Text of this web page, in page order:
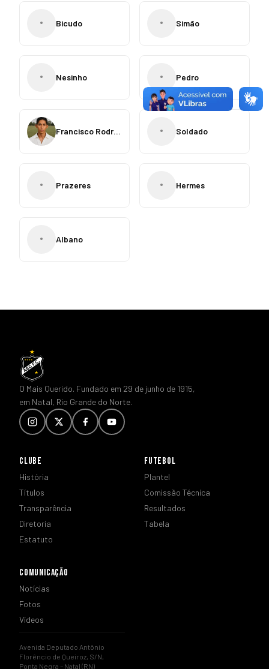
• Bicudo • Simão
• Nesinho • Pedro
Francisco Rodrigues • Soldado
• Prazeres • Hermes
• Albano
O Mais Querido. Fundado em 29 de junho de 1915,
em Natal, Rio Grande do Norte.
CLUBE
História
Títulos
Transparência
Diretoria
Estatuto
FUTEBOL
Plantel
Comissão Técnica
Resultados
Tabela
COMUNICAÇÃO
Notícias
Fotos
Vídeos
Avenida Deputado Antônio
Florêncio de Queiroz, S/N,
Ponta Negra – Natal (RN)